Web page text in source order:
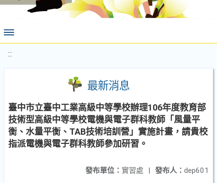
:::
最新消息
臺中市立臺中工業高級中等學校辦理106年度教育部
技術型高級中等學校電機與電子群科教師「風量平
衡、水量平衡、TAB技術培訓營」實施計畫，請貴校
指派電機與電子群科教師參加研習。
發布人： dep601
發布單位： 實習處 |